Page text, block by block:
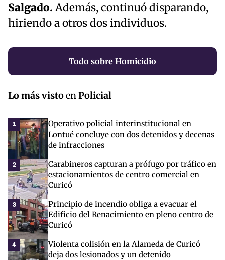
Salgado.Además, continuó disparando,
hiriendo a otros dos individuos.
Todo sobre Homicidio
Lo más vistoenPolicial
1
Operativo policial interinstitucional en
Lontué concluye con dos detenidos y decenas
de infracciones
2
Carabineros capturan a prófugo por tráfico en
estacionamientos de centro comercial en
Curicó
3
Principio de incendio obliga a evacuar el
Edificio del Renacimiento en pleno centro de
Curicó
4
Violenta colisión en la Alameda de Curicó
deja dos lesionados y un detenido